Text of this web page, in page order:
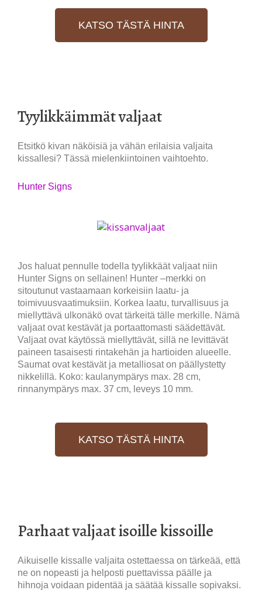
KATSO TÄSTÄ HINTA
Tyylikkäimmät valjaat
Etsitkö kivan näköisiä ja vähän erilaisia valjaita
kissallesi? Tässä mielenkiintoinen vaihtoehto.
Hunter Signs
Jos haluat pennulle todella tyylikkäät valjaat niin
Hunter Signs on sellainen! Hunter –merkki on
sitoutunut vastaamaan korkeisiin laatu- ja
toimivuusvaatimuksiin. Korkea laatu, turvallisuus ja
miellyttävä ulkonäkö ovat tärkeitä tälle merkille. Nämä
valjaat ovat kestävät ja portaattomasti säädettävät.
Valjaat ovat käytössä miellyttävät, sillä ne levittävät
paineen tasaisesti rintakehän ja hartioiden alueelle.
Saumat ovat kestävät ja metalliosat on päällystetty
nikkelillä. Koko: kaulanympärys max. 28 cm,
rinnanympärys max. 37 cm, leveys 10 mm.
KATSO TÄSTÄ HINTA
Parhaat valjaat isoille kissoille
Aikuiselle kissalle valjaita ostettaessa on tärkeää, että
ne on nopeasti ja helposti puettavissa päälle ja
hihnoja voidaan pidentää ja säätää kissalle sopivaksi.